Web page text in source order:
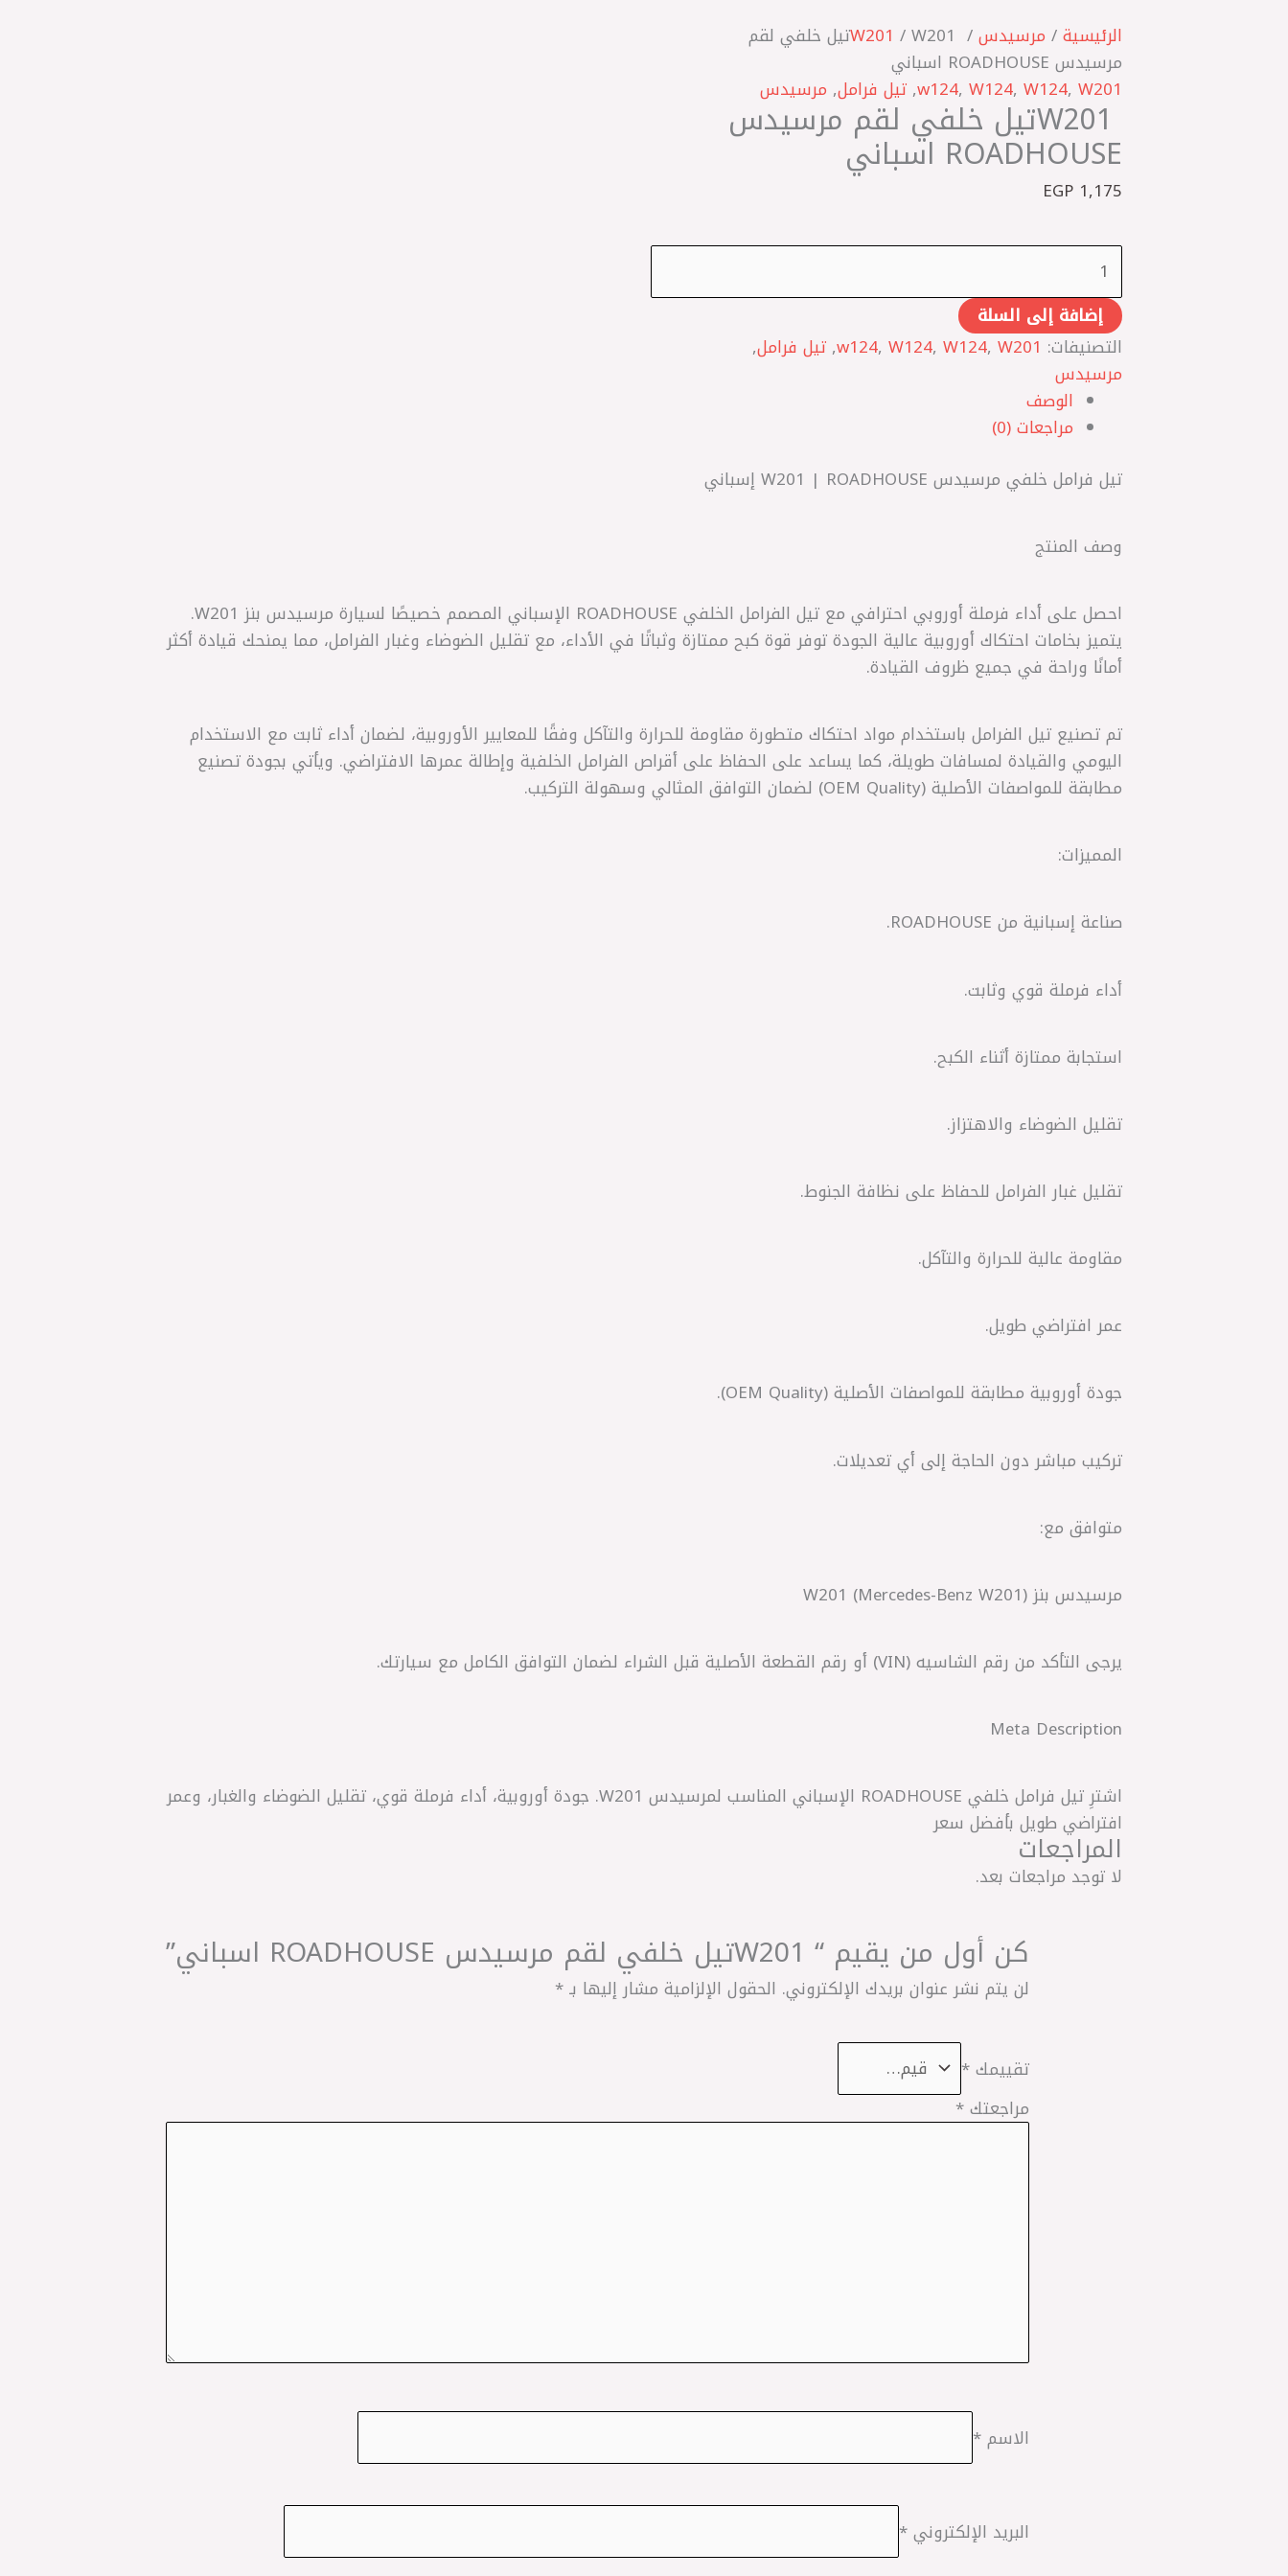
الرئيسية/ مرسيدس/
W201/ W201 ‎تيل خلفي لقم
مرسيدس ROADHOUSE اسباني
w124, W124, W124, W201
, تيل فرامل, مرسيدس
W201 ‎تيل خلفي لقم مرسيدس
ROADHOUSE اسباني
EGP 1,175
W201
‎تيل
خلفي
لقم
مرسيدس
ROADHOUSE
اسباني
إضافة إلى السلة
التصنيفات:
w124, W124, W124, W201
, تيل فرامل,
مرسيدس
الوصف
مراجعات (0)
تيل فرامل خلفي مرسيدس W201 | ROADHOUSE إسباني
وصف المنتج
احصل على أداء فرملة أوروبي احترافي مع تيل الفرامل الخلفي ROADHOUSE الإسباني المصمم خصيصًا لسيارة مرسيدس بنز W201.
يتميز بخامات احتكاك أوروبية عالية الجودة توفر قوة كبح ممتازة وثباتًا في الأداء، مع تقليل الضوضاء وغبار الفرامل، مما يمنحك قيادة أكثر
أمانًا وراحة في جميع ظروف القيادة.
تم تصنيع تيل الفرامل باستخدام مواد احتكاك متطورة مقاومة للحرارة والتآكل وفقًا للمعايير الأوروبية، لضمان أداء ثابت مع الاستخدام
اليومي والقيادة لمسافات طويلة، كما يساعد على الحفاظ على أقراص الفرامل الخلفية وإطالة عمرها الافتراضي. ويأتي بجودة تصنيع
مطابقة للمواصفات الأصلية (OEM Quality) لضمان التوافق المثالي وسهولة التركيب.
المميزات:
صناعة إسبانية من ROADHOUSE.
أداء فرملة قوي وثابت.
استجابة ممتازة أثناء الكبح.
تقليل الضوضاء والاهتزاز.
تقليل غبار الفرامل للحفاظ على نظافة الجنوط.
مقاومة عالية للحرارة والتآكل.
عمر افتراضي طويل.
جودة أوروبية مطابقة للمواصفات الأصلية (OEM Quality).
تركيب مباشر دون الحاجة إلى أي تعديلات.
متوافق مع:
مرسيدس بنز W201 (Mercedes-Benz W201)
يرجى التأكد من رقم الشاسيه (VIN) أو رقم القطعة الأصلية قبل الشراء لضمان التوافق الكامل مع سيارتك.
Meta Description
اشترِ تيل فرامل خلفي ROADHOUSE الإسباني المناسب لمرسيدس W201. جودة أوروبية، أداء فرملة قوي، تقليل الضوضاء والغبار، وعمر
افتراضي طويل بأفضل سعر
المراجعات
لا توجد مراجعات بعد.
كن أول من يقيم “W201 ‎تيل خلفي لقم مرسيدس ROADHOUSE اسباني”
لن يتم نشر عنوان بريدك الإلكتروني. الحقول الإلزامية مشار إليها بـ*
تقييمك*
مراجعتك*
الاسم*
البريد الإلكتروني*